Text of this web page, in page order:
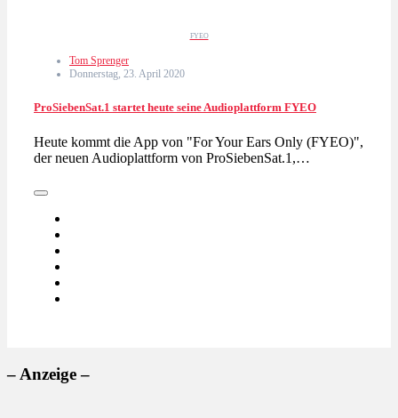
FYEO
Tom Sprenger
Donnerstag, 23. April 2020
ProSiebenSat.1 startet heute seine Audioplattform FYEO
Heute kommt die App von "For Your Ears Only (FYEO)",
der neuen Audioplattform von ProSiebenSat.1,…
– Anzeige –